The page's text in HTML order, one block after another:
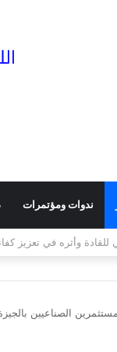
ندوات ومؤتمرات
مرافق النقل تعمل
الصناعيين